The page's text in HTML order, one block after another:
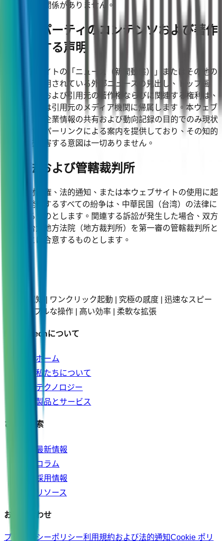
社とは一切関係がありません。
サードパーティのコンテンツおよび著作
権に関する声明
本ウェブサイトの「ニュース（新聞動態）」またはその他の
ページに引用されている外部ニュースの見出し、トップ画
像、概要、および引用元の著作権ならびに関連する権利は、
原著者または引用元のメディア機関に帰属します。本ウェブ
サイトは、企業情報の共有および動向記録の目的でのみ現状
のままハイパーリンクによる案内を提供しており、その知的
財産権を侵害する意図は一切ありません。
準拠法および管轄裁判所
本知的財産権、法的通知、または本ウェブサイトの使用に起
因して発生するすべての紛争は、中華民国（台湾）の法律に
準拠するものとします。関連する訴訟が発生した場合、双方
は台湾台北地方法院（地方裁判所）を第一審の管轄裁判所と
することに合意するものとします。
知的な感知 | ワンクリック起動 | 究極の感度 | 迅速なスピー
ド | シンプルな操作 | 高い効率 | 柔軟な拡張
Molsentechについて
ホーム
私たちについて
テクノロジー
製品とサービス
さらに探索
最新情報
コラム
採用情報
リソース
お問い合わせ
プライバシーポリシー利用規約および法的通知Cookie ポリ